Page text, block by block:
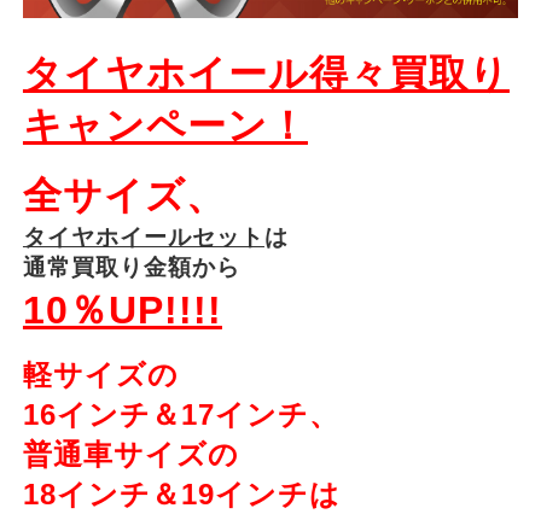
タイヤホイール得々買取り
キャンペーン！
全サイズ、
タイヤホイールセット は
通常買取り金額から
10％UP!!!!
軽サイズの
16インチ＆17インチ、
普通車サイズの
18インチ＆19インチは